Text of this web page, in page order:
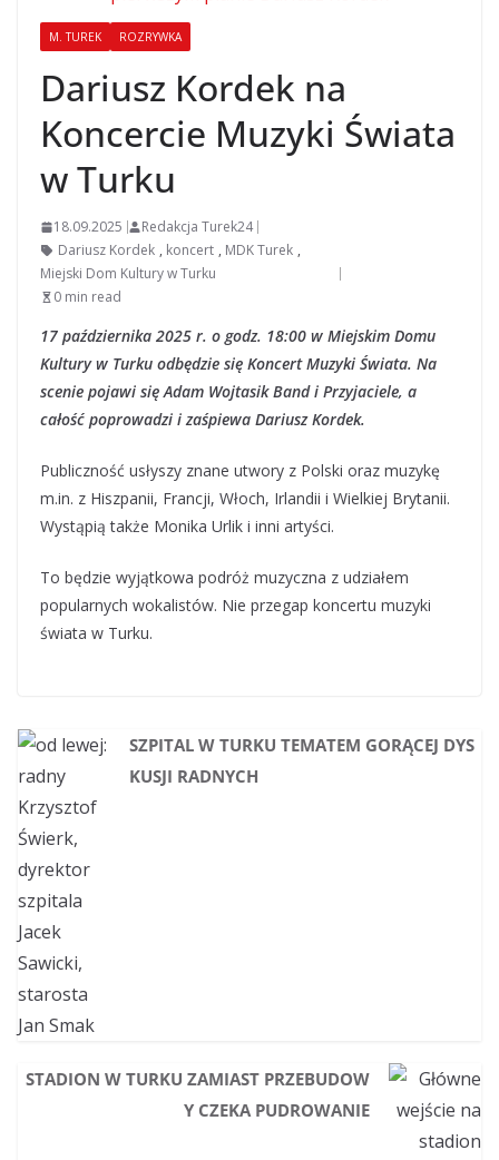
M. TUREK ROZRYWKA
Dariusz Kordek na
Koncercie Muzyki Świata
w Turku
18.09.2025
Redakcja Turek24
Dariusz Kordek , koncert , MDK Turek ,
Miejski Dom Kultury w Turku
0 min read
17 października 2025 r. o godz. 18:00 w Miejskim Domu
Kultury w Turku odbędzie się Koncert Muzyki Świata. Na
scenie pojawi sięAdam Wojtasik Band i Przyjaciele, a
całość poprowadzi i zaśpiewa Dariusz Kordek.
Publiczność usłyszy znane utwory z Polski oraz muzykę
m.in. z Hiszpanii, Francji, Włoch, Irlandii i Wielkiej Brytanii.
Wystąpią także Monika Urlik i inni artyści.
To będzie wyjątkowa podróż muzyczna z udziałem
popularnych wokalistów. Nie przegap koncertu muzyki
świata w Turku.
SZPITAL W TURKU TEMATEM GORĄCEJ DYS
KUSJI RADNYCH
STADION W TURKU ZAMIAST PRZEBUDOW
Y CZEKA PUDROWANIE